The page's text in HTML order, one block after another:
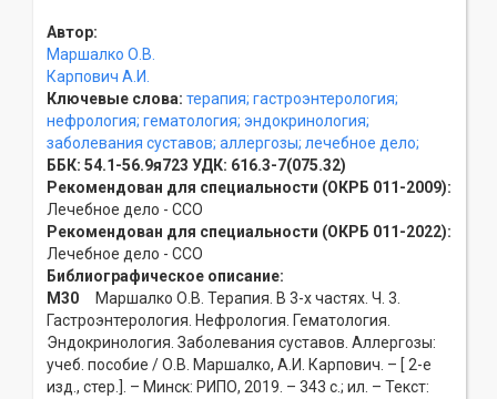
Автор:
Маршалко О.В.
Карпович А.И.
Ключевые слова: терапия; гастроэнтерология;
нефрология; гематология; эндокринология;
заболевания суставов; аллергозы; лечебное дело;
ББК: 54.1-56.9я723 УДК: 616.3-7(075.32)
Рекомендован для специальности (ОКРБ 011-2009):
Лечебное дело - ССO
Рекомендован для специальности (ОКРБ 011-2022):
Лечебное дело - ССO
Библиографическое описание:
М30 Маршалко О.В. Терапия. В 3-х частях. Ч. 3.
Гастроэнтерология. Нефрология. Гематология.
Эндокринология. Заболевания суставов. Аллергозы:
учеб. пособие / О.В. Маршалко, А.И. Карпович. – [ 2-е
изд., стер.]. – Минск: РИПО, 2019. – 343 с.; ил. – Текст: